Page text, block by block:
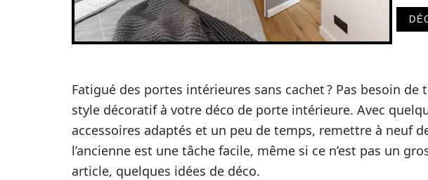
Fatigué des portes intérieures sans cachet ? Pas besoin
style décoratif à votre déco de porte intérieure. Avec
accessoires adaptés et un peu de temps, remettre à neuf
l’ancienne est une tâche facile, même si ce n’est pas un
article, quelques idées de déco.